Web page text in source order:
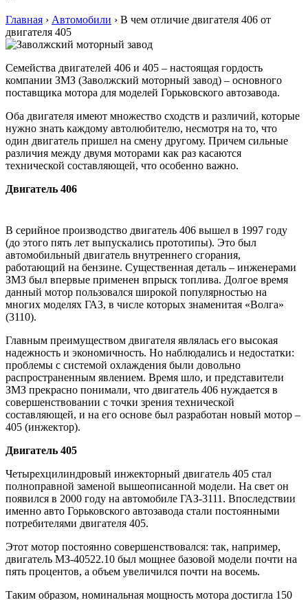
Главная › Автомобили › В чем отличие двигателя 406 от
двигателя 405
Семейства двигателей 406 и 405 – настоящая гордость
компании ЗМЗ (Заволжский моторный завод) – основного
поставщика мотора для моделей Горьковского автозавода.
Оба двигателя имеют множество сходств и различий, которые
нужно знать каждому автолюбителю, несмотря на то, что
один двигатель пришел на смену другому. Причем сильные
различия между двумя моторами как раз касаются
технической составляющей, что особенно важно.
Двигатель 406
В серийное производство двигатель 406 вышел в 1997 году
(до этого пять лет выпускались прототипы). Это был
автомобильный двигатель внутреннего сгорания,
работающий на бензине. Существенная деталь – инженерами
ЗМЗ был впервые применен впрыск топлива. Долгое время
данный мотор пользовался широкой популярностью на
многих моделях ГАЗ, в числе которых знаменитая «Волга»
(3110).
Главным преимуществом двигателя являлась его высокая
надежность и экономичность. Но наблюдались и недостатки:
проблемы с системой охлаждения были довольно
распространенным явлением. Время шло, и представители
ЗМЗ прекрасно понимали, что двигатель 406 нуждается в
совершенствовании с точки зрения технической
составляющей, и на его основе был разработан новый мотор –
405 (инжектор).
Двигатель 405
Четырехцилиндровый инжекторный двигатель 405 стал
полноправной заменой вышеописанной модели. На свет он
появился в 2000 году на автомобиле ГАЗ-3111. Впоследствии
именно авто Горьковского автозавода стали постоянными
потребителями двигателя 405.
Этот мотор постоянно совершенствовался: так, например,
двигатель МЗ-40522.10 был мощнее базовой модели почти на
пять процентов, а объем увеличился почти на восемь.
Таким образом, номинальная мощность мотора достигла 150